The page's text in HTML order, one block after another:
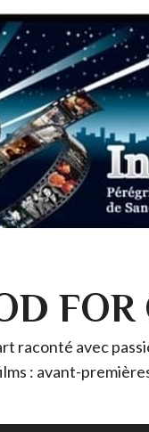
raconté avec
: avant-